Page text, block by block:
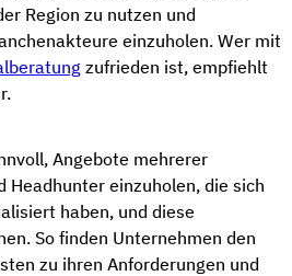
Region zu nutzen und
einzuholen. Wer mit
zufrieden ist, empfiehlt
Angebote mehrerer
Headhunter einzuholen, die sich
haben, und diese
So finden Unternehmen den
zu ihren Anforderungen und